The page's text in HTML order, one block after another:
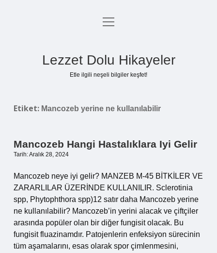
Anasayfa
menüyü
Lezzet Dolu Hikayeler
Etle ilgili neşeli bilgiler keşfet!
Etiket: Mancozeb yerine ne kullanılabilir
Mancozeb Hangi Hastalıklara Iyi Gelir
Tarih: Aralık 28, 2024
Mancozeb neye iyi gelir? MANZEB M-45 BİTKİLER VE
ZARARLILAR ÜZERİNDE KULLANILIR. Sclerotinia
spp, Phytophthora spp)12 satır daha Mancozeb yerine
ne kullanılabilir? Mancozeb’in yerini alacak ve çiftçiler
arasında popüler olan bir diğer fungisit olacak. Bu
fungisit fluazinamdır. Patojenlerin enfeksiyon sürecinin
tüm aşamalarını, esas olarak spor çimlenmesini,